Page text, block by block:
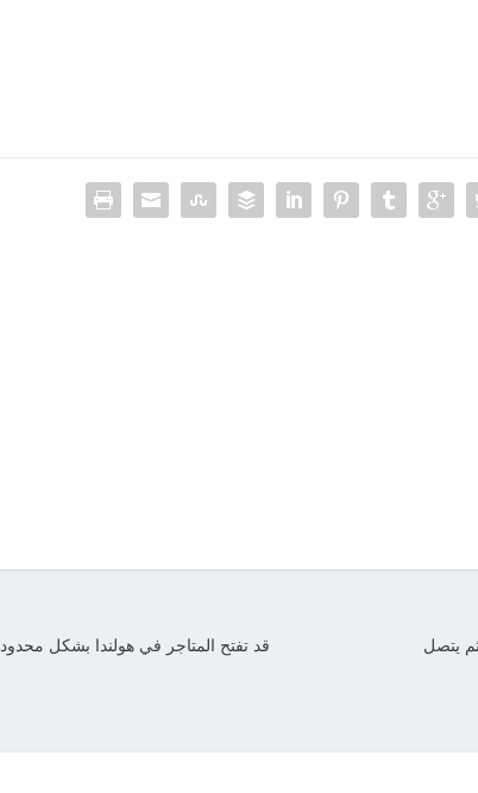
قد تفتح المتاجر في هولندا بشكل محدود
يتصل